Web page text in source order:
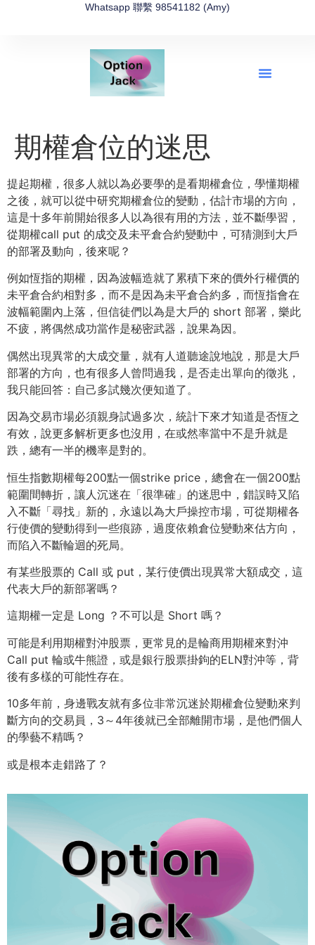
Whatsapp 聯繫 98541182 (Amy)
期權倉位的迷思
提起期權，很多人就以為必要學的是看期權倉位，學懂期權
之後，就可以從中研究期權倉位的變動，估計市場的方向，
這是十多年前開始很多人以為很有用的方法，並不斷學習，
從期權call put 的成交及未平倉合約變動中，可猜測到大戶
的部署及動向，後來呢？
例如恆指的期權，因為波幅造就了累積下來的價外行權價的
未平倉合約相對多，而不是因為未平倉合約多，而恆指會在
波幅範圍內上落，但信徒們以為是大戶的 short 部署，樂此
不疲，將偶然成功當作是秘密武器，說果為因。
偶然出現異常的大成交量，就有人道聽途說地說，那是大戶
部署的方向，也有很多人曾問過我，是否走出單向的徵兆，
我只能回答：自己多試幾次便知道了。
因為交易市場必須親身試過多次，統計下來才知道是否恆之
有效，說更多解析更多也沒用，在或然率當中不是升就是
跌，總有一半的機率是對的。
恒生指數期權每200點一個strike price，總會在一個200點
範圍間轉折，讓人沉迷在「很準確」的迷思中，錯誤時又陷
入不斷「尋找」新的，永遠以為大戶操控市場，可從期權各
行使價的變動得到一些痕跡，過度依賴倉位變動來估方向，
而陷入不斷輪迴的死局。
有某些股票的 Call 或 put，某行使價出現異常大額成交，這
代表大戶的新部署嗎？
這期權一定是 Long ？不可以是 Short 嗎？
可能是利用期權對沖股票，更常見的是輪商用期權來對沖
Call put 輪或牛熊證，或是銀行股票掛鉤的ELN對沖等，背
後有多樣的可能性存在。
10多年前，身邊戰友就有多位非常沉迷於期權倉位變動來判
斷方向的交易員，3～4年後就已全部離開市場，是他們個人
的學藝不精嗎？
或是根本走錯路了？